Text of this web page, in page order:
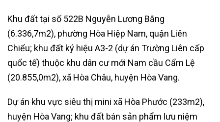
Khu đất tại số 522B Nguyễn Lương Bằng
(6.336,7m2), phường Hòa Hiệp Nam, quận Liên
Chiểu; khu đất ký hiệu A3-2 (dự án Trường Liên cấp
quốc tế) thuộc khu dân cư mới Nam cầu Cẩm Lệ
(20.855,0m2), xã Hòa Châu, huyện Hòa Vang.
Dự án khu vực siêu thị mini xã Hòa Phước (233m2),
huyện Hòa Vang; khu đất bán sản phẩm lưu niệm